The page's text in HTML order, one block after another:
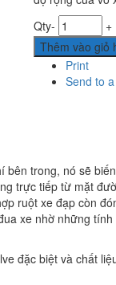
Qty-
+
Thêm vào giỏ
Print
Send to
bên trong, nó sẽ
trực tiếp từ mặt
ruột xe đạp còn
xe nhờ những tính
đặc biệt và chất